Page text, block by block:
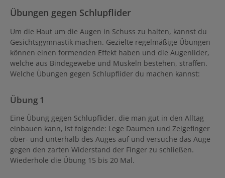
Übungen gegen Schlupflider
Um die Haut um die Augen in Schuss zu halten, kannst du
Gesichtsgymnastik machen. Gezielte regelmäßige Übungen
können einen formenden Effekt haben und die Augenlider,
welche aus Bindegewebe und Muskeln bestehen, straffen.
Welche Übungen gegen Schlupflider du machen kannst:
Übung 1
Eine Übung gegen Schlupflider, die man gut in den Alltag
einbauen kann, ist folgende: Lege Daumen und Zeigefinger
ober- und unterhalb des Auges auf und versuche das Auge
gegen den zarten Widerstand der Finger zu schließen.
Wiederhole die Übung 15 bis 20 Mal.